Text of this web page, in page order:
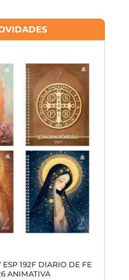
192F DIARIO DE FE
ANIMATIVA